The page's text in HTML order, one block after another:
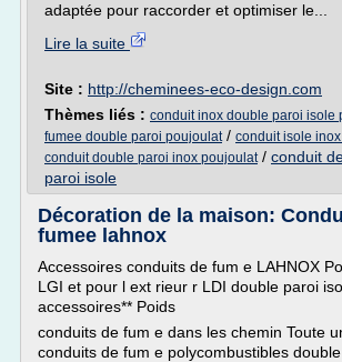
adaptée pour raccorder et optimiser le...
Lire la suite
Site : http://cheminees-eco-design.com
Thèmes liés : conduit inox double paroi isole
fumee double paroi poujoulat/ conduit isole
conduit double paroi inox poujoulat/ conduit
paroi isole
Décoration de la maison:
fumee lahnox
Accessoires conduits de fum e LAHNOX
LGI et pour l ext rieur r LDI double paroi
accessoires** Poids
conduits de fum e dans les chemin Toute
conduits de fum e polycombustibles